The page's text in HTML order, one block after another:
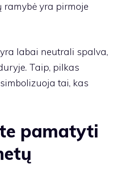
ramybė yra pirmoje
labai neutrali spalva,
Taip, pilkas
tai, kas
pamatyti